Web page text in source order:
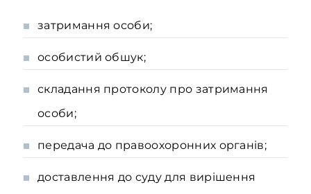
затримання особи;
особистий обшук;
складання протоколу про затримання
особи;
передача до правоохоронних органів;
доставлення до суду для вирішення